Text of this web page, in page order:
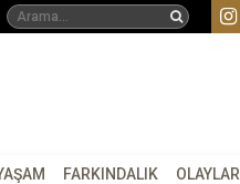
FARKINDALIK OLAYLAR